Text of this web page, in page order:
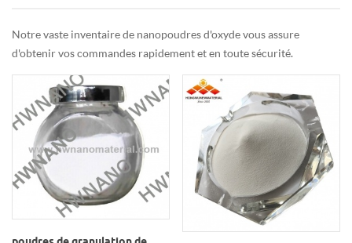
Notre vaste inventaire de nanopoudres d'oxyde vous assure
d'obtenir vos commandes rapidement et en toute sécurité.